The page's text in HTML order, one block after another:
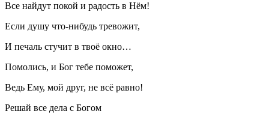
Все найдут покой и радость в Нём!
Если душу что-нибудь тревожит,
И печаль стучит в твоё окно…
Помолись, и Бог тебе поможет,
Ведь Ему, мой друг, не всё равно!
Решай все дела с Богом